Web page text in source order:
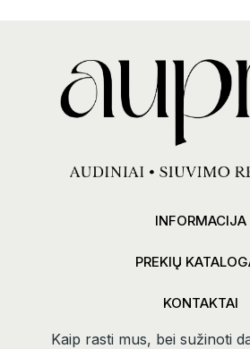
INFORMACIJA
PREKIŲ
KONTAKTAI
Kaip rasti mus, bei sužinoti